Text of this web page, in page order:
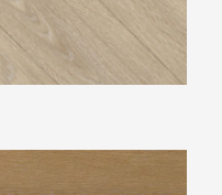
Dark Oak